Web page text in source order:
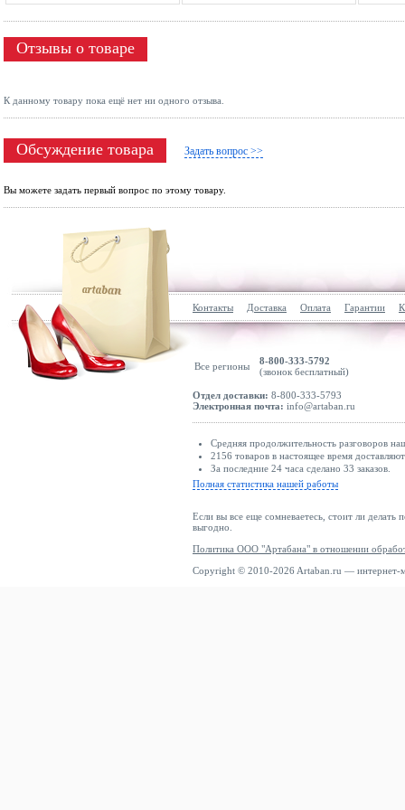
Отзывы о товаре
К данному товару пока ещё нет ни одного отзыва.
Обсуждение товара Задать вопрос >>
Вы можете задать первый вопрос по этому товару.
Контакты Доставка Оплата Гарантии
Все регионы
8-800-333-5792
(звонок бесплатный)
Отдел доставки: 8-800-333-5793
Электронная почта: info@artaban.ru
Средняя продолжительность разговоров
2156 товаров в настоящее время
За последние 24 часа сделано 33 заказов.
Полная статистика нашей работы
Если вы все еще сомневаетесь, стоит ли делать
выгодно.
Политика ООО "Артабана" в отношении
Copyright © 2010-2026 Artaban.ru — интернет-